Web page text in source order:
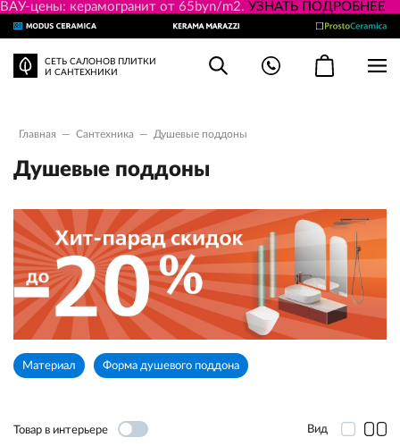
ВАУ-цены: керамогранит от 65byn/m2. УЗНАТЬ ПОДРОБНЕЕ
СЕТЬ САЛОНОВ ПЛИТКИ
И САНТЕХНИКИ
Главная — Сантехника — Душевые поддоны
Душевые поддоны
Материал Форма душевого поддона
Товар в интерьере Вид